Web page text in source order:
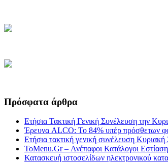
Πρόσφατα άρθρα
Ετήσια Τακτική Γενική Συνέλευση την
Έρευνα ALCO: Το 84% υπέρ πρόσθετων
Ετήσια τακτική γενική συνέλευση
ToMenu.Gr – Ανέπαφοι Κατάλογοι
Κατασκευή ιστοσελίδων ηλεκτρονικού